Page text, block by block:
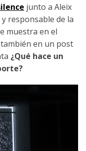
junto a Aleix
responsable de la
muestra en el
en un post
¿Qué hace un